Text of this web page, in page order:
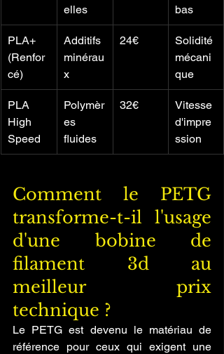
elles
bas
PLA+
(Renfor
cé)
Additifs
minérau
x
24€
Solidité
mécani
que
PLA
High
Speed
Polymèr
es
fluides
32€
Vitesse
d'impre
ssion
Comment le PETG
transforme-t-il l'usage
d'une bobine de
filament 3d au
meilleur prix
technique ?
Le PETG est devenu le matériau de
référence pour ceux qui exigent une